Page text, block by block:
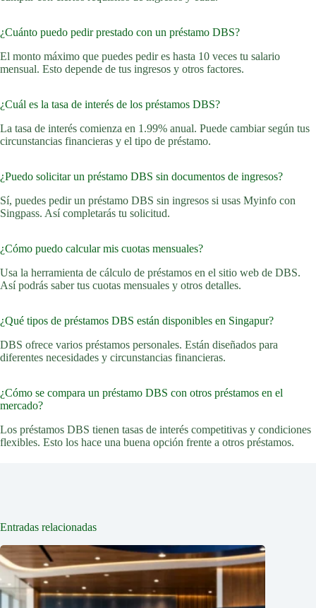
¿Cuánto puedo pedir prestado con un préstamo DBS?
El monto máximo que puedes pedir es hasta 10 veces tu salario
mensual. Esto depende de tus ingresos y otros factores.
¿Cuál es la tasa de interés de los préstamos DBS?
La tasa de interés comienza en 1.99% anual. Puede cambiar según tus
circunstancias financieras y el tipo de préstamo.
¿Puedo solicitar un préstamo DBS sin documentos de ingresos?
Sí, puedes pedir un préstamo DBS sin ingresos si usas Myinfo con
Singpass. Así completarás tu solicitud.
¿Cómo puedo calcular mis cuotas mensuales?
Usa la herramienta de cálculo de préstamos en el sitio web de DBS.
Así podrás saber tus cuotas mensuales y otros detalles.
¿Qué tipos de préstamos DBS están disponibles en Singapur?
DBS ofrece varios préstamos personales. Están diseñados para
diferentes necesidades y circunstancias financieras.
¿Cómo se compara un préstamo DBS con otros préstamos en el
mercado?
Los préstamos DBS tienen tasas de interés competitivas y condiciones
flexibles. Esto los hace una buena opción frente a otros préstamos.
Entradas relacionadas